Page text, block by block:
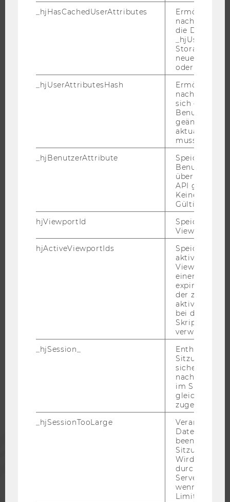
UNIVERSITÄT
CAMPUS
WELCOME SERVICES
WU COMMUNITY
_hjHasCachedUserAttributes
Ermöglicht
die Daten in
Storage auf
neuesten
oder nicht.
_hjUserAttributesHash
Ermöglicht
sich ein
geändert hat
aktualisiert
muss.
_hjBenutzerAttribute
Speichert
über die
API gesendet
Keine
hjViewportId
Speichert
Viewport-
hjActiveViewportIds
Speichert die
aktiven
Viewports.
einen
der zur
aktiver
bei der
verwendet
_hjSession_
Enthält die
sicher, dass
im
gleichen
zugeordnet
_hjSessionTooLarge
Veranlasst
beenden,
Sitzung zu
Wird
durch ein
Servers
wenn die
Limit